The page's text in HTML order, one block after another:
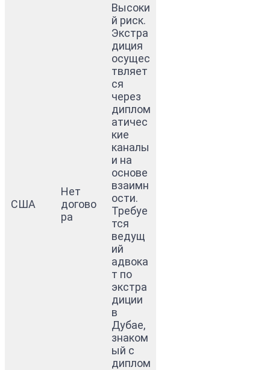
США
Нет
догово
ра
Высоки
й риск.
Экстра
диция
осущес
твляет
ся
через
диплом
атичес
кие
каналы
и на
основе
взаимн
ости.
Требуе
тся
ведущ
ий
адвока
т по
экстра
диции
в
Дубае,
знаком
ый с
диплом